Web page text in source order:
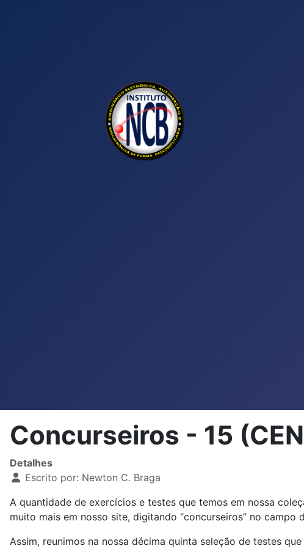
Concurseiros - 15
Detalhes
Escrito por: Newton C. Braga
A quantidade de exercícios e testes que temos em nossa
muito mais em nosso site, digitando “concurseiros” no campo
Assim, reunimos na nossa décima quinta seleção de testes